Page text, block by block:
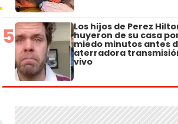
5 Los hijos de Perez
huyeron de su casa
miedo minutos antes
aterradora
vivo